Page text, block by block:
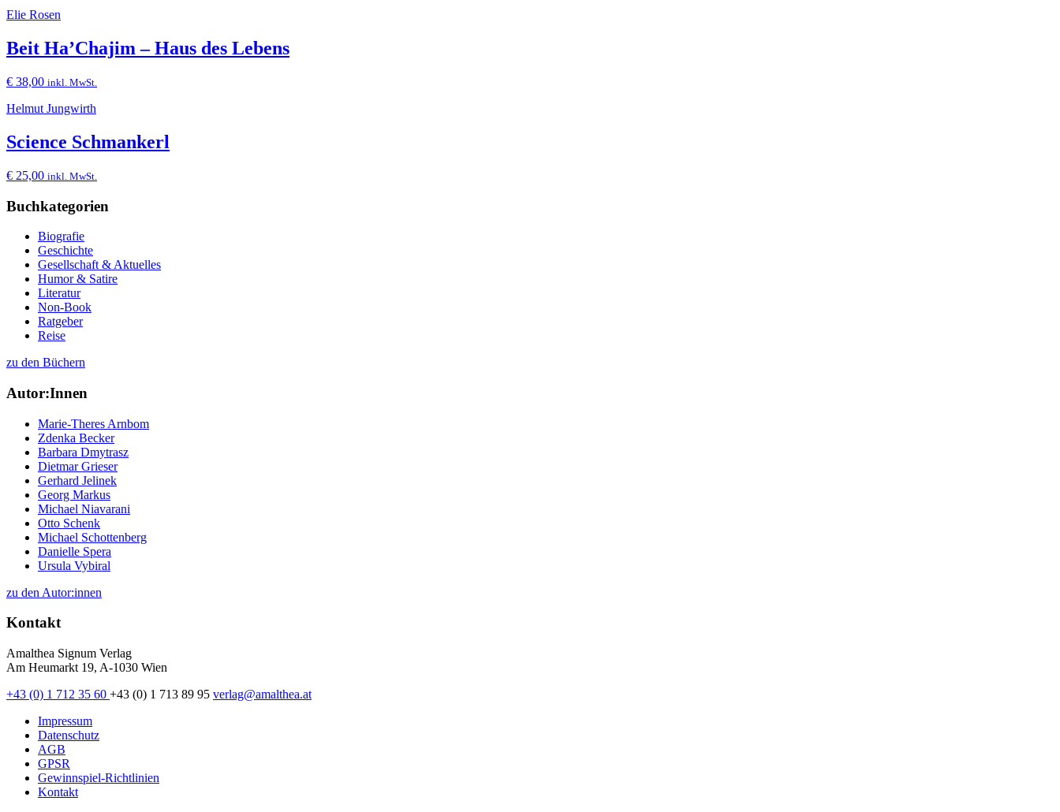
Elie Rosen
Beit Ha’Chajim – Haus des Lebens
€ 38,00 inkl. MwSt.
Helmut Jungwirth
Science Schmankerl
€ 25,00 inkl. MwSt.
Buchkategorien
Biografie
Geschichte
Gesellschaft & Aktuelles
Humor & Satire
Literatur
Non-Book
Ratgeber
Reise
zu den Büchern
Autor:Innen
Marie-Theres Arnbom
Zdenka Becker
Barbara Dmytrasz
Dietmar Grieser
Gerhard Jelinek
Georg Markus
Michael Niavarani
Otto Schenk
Michael Schottenberg
Danielle Spera
Ursula Vybiral
zu den Autor:innen
Kontakt
Amalthea Signum Verlag
Am Heumarkt 19, A-1030 Wien
+43 (0) 1 712 35 60 +43 (0) 1 713 89 95 verlag@amalthea.at
Impressum
Datenschutz
AGB
GPSR
Gewinnspiel-Richtlinien
Kontakt